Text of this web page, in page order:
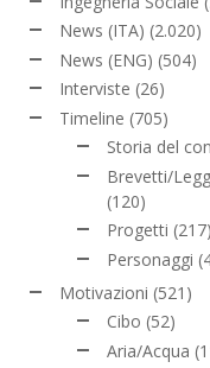
News (ITA) (2.020)
News (ENG) (504)
Interviste (26)
Timeline (705)
Storia del
Brevetti/
(120)
Progetti (217)
Personaggi
Motivazioni (521)
Cibo (52)
Aria/Acqua